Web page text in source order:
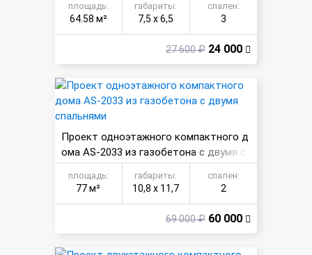
площадь:
64.58 м²
габариты:
7,5 х 6,5
спален:
3
27 600 ₽ 24 000
Проект одноэтажного компактного д
ома AS-2033 из газобетона с двумя с
площадь:
77 м²
габариты:
10,8 х 11,7
спален:
2
69 000 ₽ 60 000